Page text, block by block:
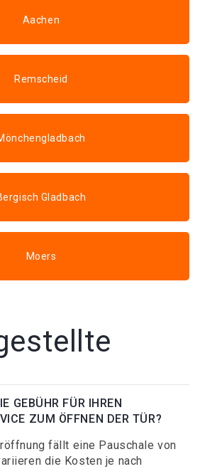
Aachen
Remscheid
Gladbach
Moers
GEBÜHR FÜR IHREN
ZUM ÖFFNEN DER TÜR?
fällt eine Pauschale von
die Kosten je nach